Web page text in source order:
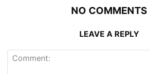
NO COMMENTS
LEAVE A REPLY